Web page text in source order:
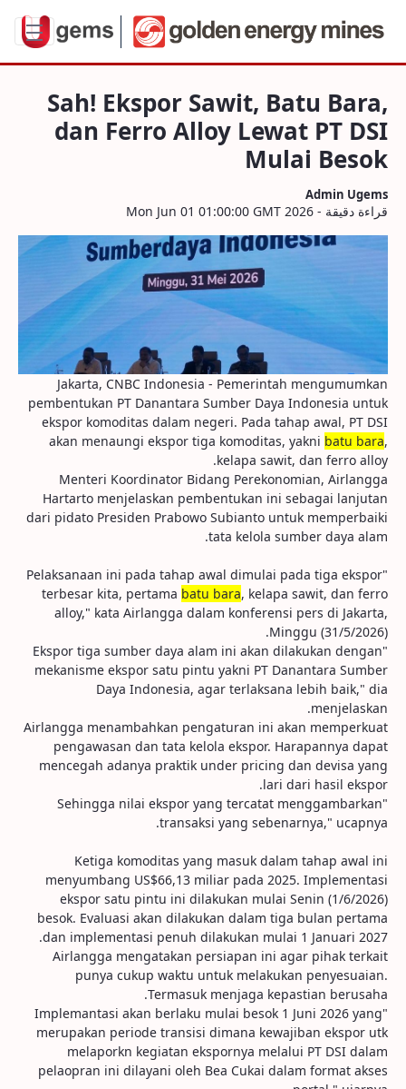
Ferro Alloy Lewat PT DSI Mulai Besok
Sah! Ekspor Sawit, Batu Bara,
dan Ferro Alloy Lewat PT DSI
Mulai Besok
Admin Ugems
قراءة دقيقة - Mon Jun 01 01:00:00 GMT 2026
Jakarta, CNBC Indonesia - Pemerintah mengumumkan
pembentukan PT Danantara Sumber Daya Indonesia untuk
ekspor komoditas dalam negeri. Pada tahap awal, PT DSI
akan menaungi ekspor tiga komoditas, yakni batu bara,
kelapa sawit, dan ferro alloy.
Menteri Koordinator Bidang Perekonomian, Airlangga
Hartarto menjelaskan pembentukan ini sebagai lanjutan
dari pidato Presiden Prabowo Subianto untuk memperbaiki
tata kelola sumber daya alam.
"Pelaksanaan ini pada tahap awal dimulai pada tiga ekspor
terbesar kita, pertama batu bara, kelapa sawit, dan ferro
alloy," kata Airlangga dalam konferensi pers di Jakarta,
Minggu (31/5/2026).
"Ekspor tiga sumber daya alam ini akan dilakukan dengan
mekanisme ekspor satu pintu yakni PT Danantara Sumber
Daya Indonesia, agar terlaksana lebih baik," dia
menjelaskan.
Airlangga menambahkan pengaturan ini akan memperkuat
pengawasan dan tata kelola ekspor. Harapannya dapat
mencegah adanya praktik under pricing dan devisa yang
lari dari hasil ekspor.
"Sehingga nilai ekspor yang tercatat menggambarkan
transaksi yang sebenarnya," ucapnya.
Ketiga komoditas yang masuk dalam tahap awal ini
menyumbang US$66,13 miliar pada 2025. Implementasi
ekspor satu pintu ini dilakukan mulai Senin (1/6/2026)
besok. Evaluasi akan dilakukan dalam tiga bulan pertama
dan implementasi penuh dilakukan mulai 1 Januari 2027.
Airlangga mengatakan persiapan ini agar pihak terkait
punya cukup waktu untuk melakukan penyesuaian.
Termasuk menjaga kepastian berusaha.
"Implemantasi akan berlaku mulai besok 1 Juni 2026 yang
merupakan periode transisi dimana kewajiban ekspor utk
melaporkn kegiatan ekspornya melalui PT DSI dalam
pelaopran ini dilayani oleh Bea Cukai dalam format akses